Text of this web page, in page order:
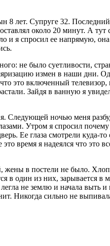
лет. Супруге 32.
около 20 минут. А тут
и я спросил ее напрямую,
не было суетливости,
измен в наши дни.
это включенный
Зайдя в ванную я
Следующей ночью меня
Утром я спросил
Ее глаза смотрели куда-то
время я надеялся что это
в постели не было.
один из них, зарывается в
не землю и начала выть и
Никогда сильно не